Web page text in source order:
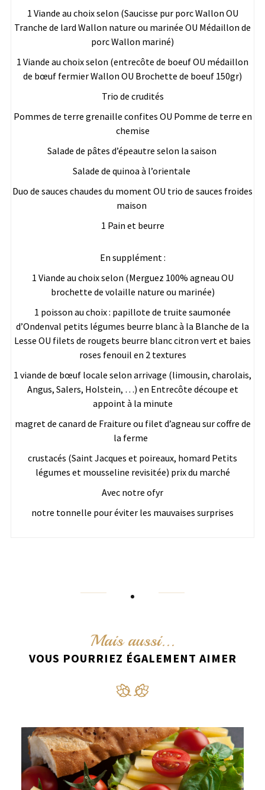
1 Viande au choix selon (Saucisse pur porc Wallon OU
Tranche de lard Wallon nature ou marinée OU Médaillon de
porc Wallon mariné)
1 Viande au choix selon (entrecôte de boeuf OU médaillon
de bœuf fermier Wallon OU Brochette de boeuf 150gr)
Trio de crudités
Pommes de terre grenaille confites OU Pomme de terre en
chemise
Salade de pâtes d’épeautre selon la saison
Salade de quinoa à l’orientale
Duo de sauces chaudes du moment OU trio de sauces froides
maison
1 Pain et beurre
En supplément :
1 Viande au choix selon (Merguez 100% agneau OU
brochette de volaille nature ou marinée)
1 poisson au choix : papillote de truite saumonée
d’Ondenval petits légumes beurre blanc à la Blanche de la
Lesse OU filets de rougets beurre blanc citron vert et baies
roses fenouil en 2 textures
1 viande de bœuf locale selon arrivage (limousin, charolais,
Angus, Salers, Holstein, …) en Entrecôte découpe et
appoint à la minute
magret de canard de Fraiture ou filet d’agneau sur coffre de
la ferme
crustacés (Saint Jacques et poireaux, homard Petits
légumes et mousseline revisitée) prix du marché
Avec notre ofyr
notre tonnelle pour éviter les mauvaises surprises
Mais aussi...
VOUS POURRIEZ ÉGALEMENT AIMER